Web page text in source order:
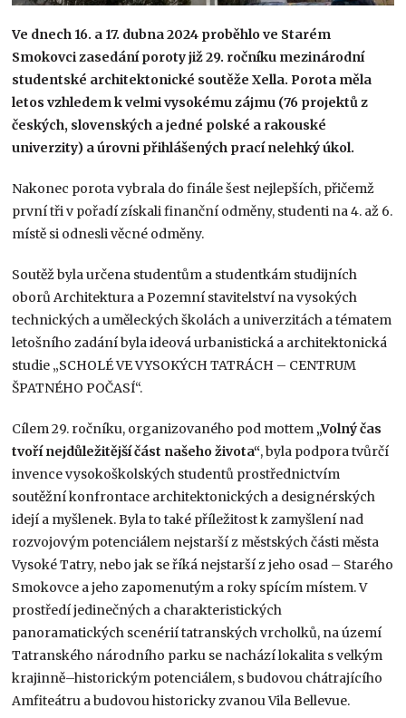
Ve dnech 16. a 17. dubna 2024 proběhlo ve Starém
Smokovci zasedání poroty již 29. ročníku mezinárodní
studentské architektonické soutěže Xella. Porota měla
letos vzhledem k velmi vysokému zájmu (76 projektů z
českých, slovenských a jedné polské a rakouské
univerzity) a úrovni přihlášených prací nelehký úkol.
Nakonec porota vybrala do finále šest nejlepších, přičemž
první tři v pořadí získali finanční odměny, studenti na 4. až 6.
místě si odnesli věcné odměny.
Soutěž byla určena studentům a studentkám studijních
oborů Architektura a Pozemní stavitelství na vysokých
technických a uměleckých školách a univerzitách a tématem
letošního zadání byla ideová urbanistická a architektonická
studie „SCHOLÉ VE VYSOKÝCH TATRÁCH – CENTRUM
ŠPATNÉHO POČASÍ“.
Cílem 29. ročníku, organizovaného pod mottem „Volný čas
tvoří nejdůležitější část našeho života“, byla podpora tvůrčí
invence vysokoškolských studentů prostřednictvím
soutěžní konfrontace architektonických a designérských
idejí a myšlenek. Byla to také příležitost k zamyšlení nad
rozvojovým potenciálem nejstarší z městských části města
Vysoké Tatry, nebo jak se říká nejstarší z jeho osad – Starého
Smokovce a jeho zapomenutým a roky spícím místem. V
prostředí jedinečných a charakteristických
panoramatických scenérií tatranských vrcholků, na území
Tatranského národního parku se nachází lokalita s velkým
krajinně–historickým potenciálem, s budovou chátrajícího
Amfiteátru a budovou historicky zvanou Vila Bellevue.